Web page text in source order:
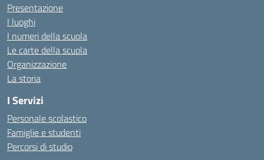
Presentazione
I luoghi
I numeri della scuola
Le carte della scuola
Organizzazione
La storia
I Servizi
Personale scolastico
Famiglie e studenti
Percorsi di studio